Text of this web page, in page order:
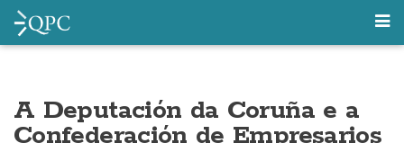
A Deputación da Coruña e a
Confederación de Empresarios